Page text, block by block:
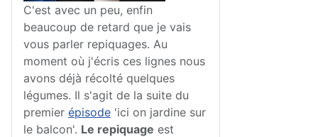
C'est avec un peu, enfin
beaucoup de retard que je vais
vous parler repiquages. Au
moment où j'écris ces lignes nous
avons déjà récolté quelques
légumes. Il s'agit de la suite du
premier épisode 'ici on jardine sur
le balcon'. Le repiquage est